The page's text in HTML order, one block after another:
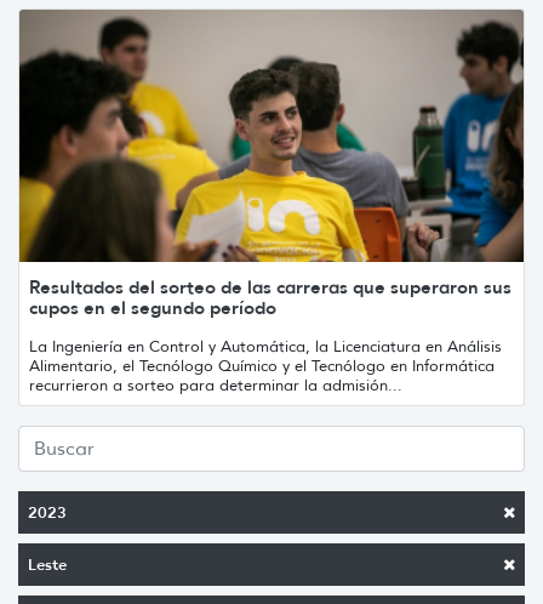
2023
Leste
Resultados del sorteo de las carreras que superaron sus
cupos en el segundo período
La Ingeniería en Control y Automática, la Licenciatura en Análisis
Alimentario, el Tecnólogo Químico y el Tecnólogo en Informática
recurrieron a sorteo para determinar la admisión...